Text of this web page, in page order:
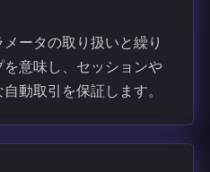
ータの取り扱いと繰り
意味し、セッションや
動取引を保証します。